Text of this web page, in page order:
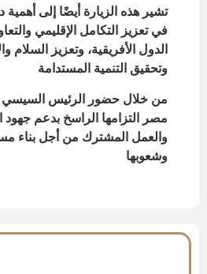
تشير هذه الزيارة أيضًا إلى أهمية
في تعزيز التكامل الإقليمي
الدول الأفريقية، وتعزيز السلام
وتحقيق التنمية المستدامة
من خلال حضور الرئيس السيسي
مصر التزامها الراسخ بدعم جهود
والعمل المشترك من أجل بناء
وشعوبها